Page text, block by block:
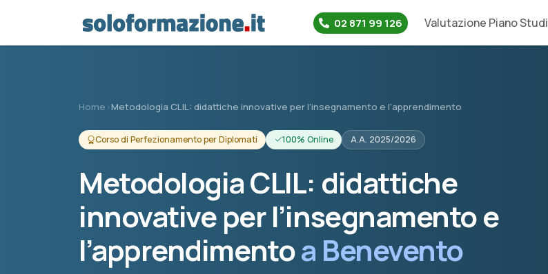
02 871 99 126 Valutazione Piano Studi
Home ›Metodologia CLIL: didattiche innovative per l’insegnamento e l’apprendimento
Corso di Perfezionamento per Diplomati 100% Online A.A. 2025/2026
Metodologia CLIL: didattiche
innovative per l’insegnamento e
l’apprendimentoa Benevento